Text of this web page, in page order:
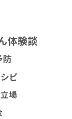
体験談
防
ピ
場